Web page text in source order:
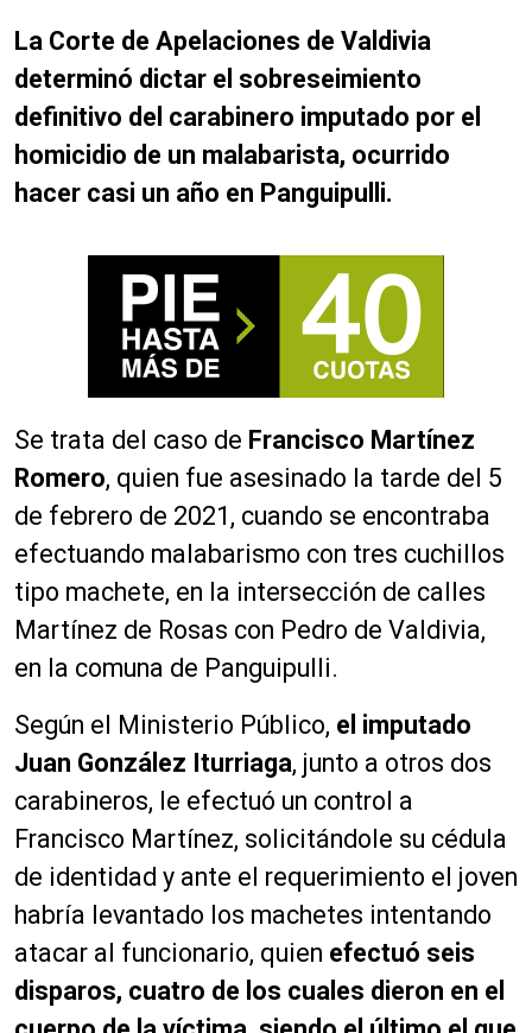
La Corte de Apelaciones de Valdivia
determinó dictar el sobreseimiento
definitivo del carabinero imputado por el
homicidio de un malabarista, ocurrido
hacer casi un año en Panguipulli.
Se trata del caso de Francisco Martínez
Romero, quien fue asesinado la tarde del 5
de febrero de 2021, cuando se encontraba
efectuando malabarismo con tres cuchillos
tipo machete, en la intersección de calles
Martínez de Rosas con Pedro de Valdivia,
en la comuna de Panguipulli.
Según el Ministerio Público, el imputado
Juan González Iturriaga, junto a otros dos
carabineros, le efectuó un control a
Francisco Martínez, solicitándole su cédula
de identidad y ante el requerimiento el joven
habría levantado los machetes intentando
atacar al funcionario, quien efectuó seis
disparos, cuatro de los cuales dieron en el